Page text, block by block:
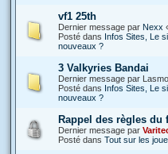
vf1 25th
Dernier message par Nexx
Posté dans Infos Sites, Le
nouveaux ?
3 Valkyries Bandai
Dernier message par
Posté dans Infos Sites, Le
nouveaux ?
Rappel des règles du
Dernier message par
Posté dans Tout sur les